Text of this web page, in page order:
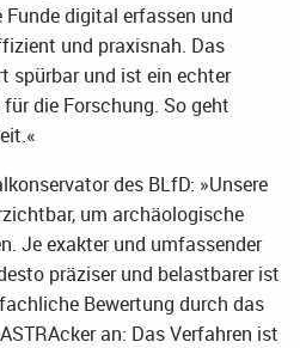
digital erfassen und
und praxisnah. Das
spürbar und ist ein echter
die Forschung. So geht
des BLfD: »Unsere
um archäologische
Je exakter und umfassender
präziser und belastbarer ist
Bewertung durch das
an: Das Verfahren ist